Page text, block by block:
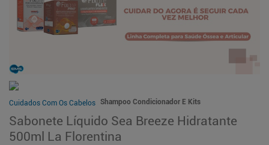
Cuidados Com Os Cabelos Shampoo Condicionador E Kits
Sabonete Líquido Sea Breeze Hidratante
500ml La Florentina
5º mounjaro
10º shampoo